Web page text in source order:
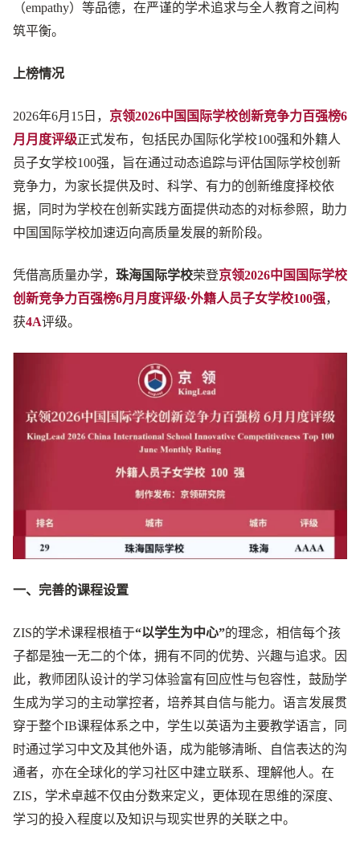
（empathy）等品德，在严谨的学术追求与全人教育之间构
筑平衡。
上榜情况
2026年6月15日， 京领2026中国国际学校创新竞争力百强榜6
月月度评级正式发布，包括民办国际化学校100强和外籍人
员子女学校100强，旨在通过动态追踪与评估国际学校创新
竞争力，为家长提供及时、科学、有力的创新维度择校依
据，同时为学校在创新实践方面提供动态的对标参照，助力
中国国际学校加速迈向高质量发展的新阶段。
凭借高质量办学， 珠海国际学校荣登京领2026中国国际学校
创新竞争力百强榜6月月度评级·外籍人员子女学校100强，
获4A评级。
一、完善的课程设置
ZIS的学术课程根植于“以学生为中心”的理念，相信每个孩
子都是独一无二的个体，拥有不同的优势、兴趣与追求。因
此，教师团队设计的学习体验富有回应性与包容性，鼓励学
生成为学习的主动掌控者，培养其自信与能力。语言发展贯
穿于整个IB课程体系之中，学生以英语为主要教学语言，同
时通过学习中文及其他外语，成为能够清晰、自信表达的沟
通者，亦在全球化的学习社区中建立联系、理解他人。在
ZIS，学术卓越不仅由分数来定义，更体现在思维的深度、
学习的投入程度以及知识与现实世界的关联之中。